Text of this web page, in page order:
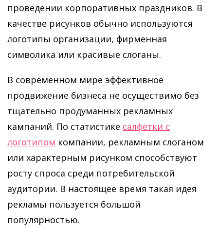
проведении корпоративных праздников. В
качестве рисунков обычно используются
логотипы организации, фирменная
символика или красивые слоганы.
В современном мире эффективное
продвижение бизнеса не осуществимо без
тщательно продуманных рекламных
кампаний. По статистике салфетки с
логотипом компании, рекламным слоганом
или характерным рисунком способствуют
росту спроса среди потребительской
аудитории. В настоящее время такая идея
рекламы пользуется большой
популярностью.